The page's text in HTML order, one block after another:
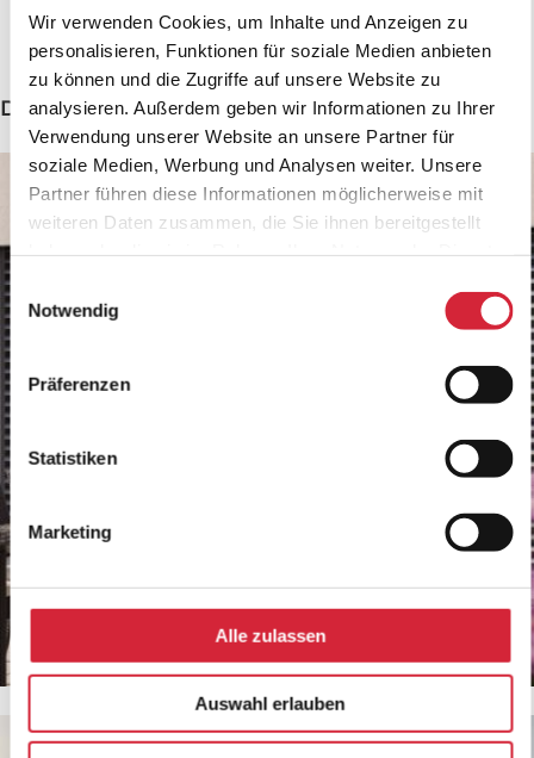
Wir verwenden Cookies, um Inhalte und Anzeigen zu
personalisieren, Funktionen für soziale Medien anbieten
zu können und die Zugriffe auf unsere Website zu
analysieren. Außerdem geben wir Informationen zu Ihrer
Verwendung unserer Website an unsere Partner für
soziale Medien, Werbung und Analysen weiter. Unsere
Partner führen diese Informationen möglicherweise mit
weiteren Daten zusammen, die Sie ihnen bereitgestellt
Einwilligungsauswahl
Notwendig
Präferenzen
Statistiken
Marketing
Alle zulassen
Auswahl erlauben
Das könnte Sie auch interessieren
Aufsetz-Außenjalousie